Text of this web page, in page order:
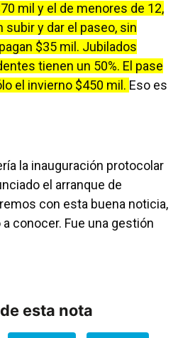
mil y el de menores de 12,
subir y dar el paseo, sin
$35 mil. Jubilados
tienen un 50%. El pase
el invierno $450 mil. Eso es
la inauguración protocolar
el arranque de
con esta buena noticia,
conocer. Fue una gestión
esta nota